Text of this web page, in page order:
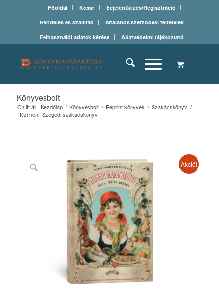
Főoldal Kosár
Bejelentkezés/Regisztráció
Rendelés és szállítás
Általános szerződési feltételek
Felhasználói adatok kérése
Adatvédelmi tájékoztató
Könyvesbolt
Ön itt áll: Kezdőlap / Könyvesbolt / Reprint könyvek / Szakácskönyv /
Rézi néni: Szegedi szakácskönyv
Akció!